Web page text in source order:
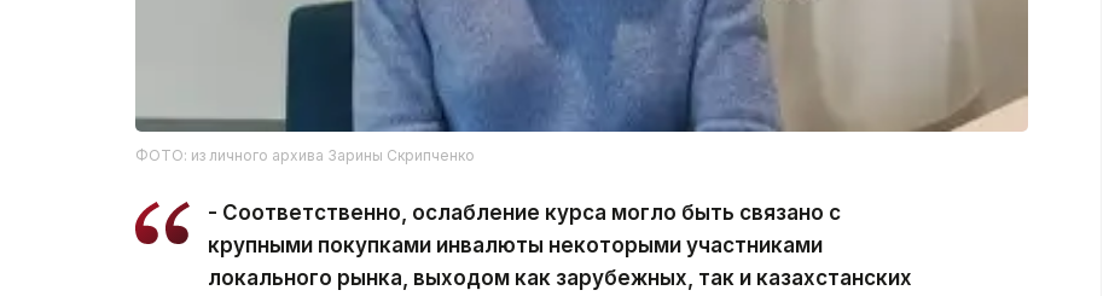
ФОТО: из личного архива Зарины Скрипченко
- Соответственно, ослабление курса могло быть связано с
крупными покупками инвалюты некоторыми участниками
локального рынка, выходом как зарубежных, так и казахстанских